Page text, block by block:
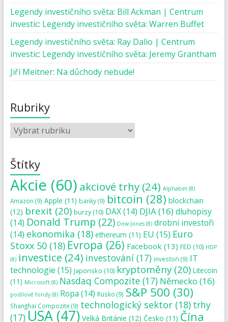
Legendy investičního světa: Bill Ackman | Centrum
investic: Legendy investičního světa: Warren Buffet
Legendy investičního světa: Ray Dalio | Centrum
investic: Legendy investičního světa: Jeremy Grantham
Jiří Meitner: Na důchody nebude!
Rubriky
Štítky
Akcie (60) akciové trhy(24) Alphabet(8)
Amazon (9) Apple (11) banky(9) bitcoin (28) blockchain
(12) brexit (20) burzy(10) DAX(14) DJIA(16)dluhopisy
(14) Donald Trump (22) Dow Jones(8) drobní investoři
(14) ekonomika (18) ethereum (11) EU (15) Euro
Stoxx 50(18) Evropa (26) Facebook (13) FED (10) HDP
(8) investice (24) investování(17) investoři (9) IT
technologie (15) Japonsko (10) kryptoměny(20) Litecoin
(11) Microsoft(8) Nasdaq Compozite(17) Německo (16)
podílové fondy(8) Ropa (14) Rusko (9) S&P 500 (30)
Shanghai Compozite (9) technologický sektor(18) trhy
(17)USA(47) Velká Británie (12) Česko (11) Čína